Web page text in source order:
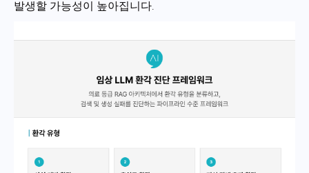
발생할 가능성이 높아집니다.